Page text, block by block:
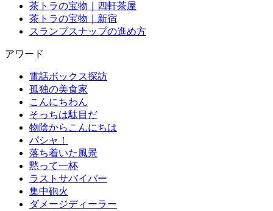
茶トラの宝物｜四軒茶屋
茶トラの宝物｜新宿
スランプスナップの進め方
アワード
電話ボックス探訪
孤独の美食家
こんにちわん
そっちは駄目だ
物陰からこんにちは
パシャ！
落ち着いた風景
黙って一杯
ラストサバイバー
集中砲火
ダメージディーラー